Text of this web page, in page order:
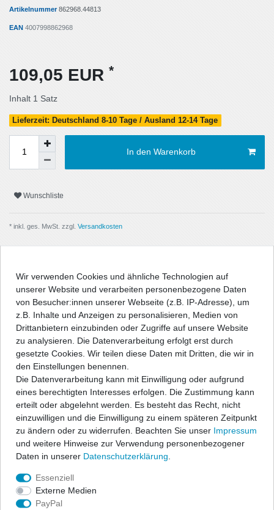
Artikelnummer862968.44813
EAN 4007998862968
109,05 EUR *
Inhalt 1 Satz
Lieferzeit: Deutschland 8-10 Tage / Ausland 12-14 Tage
In den Warenkorb
Wunschliste
* inkl. ges. MwSt. zzgl. Versandkosten
Beschreibung
Angaben Produktsicherheit
Passform-Fußmatten:
- passgenau nach Form des Fußraums
- hochwertige, strapazierfähige Velourqualität (ca. 600g/m²) mit
- Antirutsch-Schutz auf der Unterseite
Befestigungssystem, oder im Lieferumfang befinden sich
entsprechende Befestigungsteile zur Fixierung der Matten, wenn
benötigt wird.
- Material:100% Polyamid, Velour (ca. 600g/m²)
Wir verwenden Cookies und ähnliche Technologien auf
unserer Website und verarbeiten personenbezogene Daten
von Besucher:innen unserer Webseite (z.B. IP-Adresse), um
z.B. Inhalte und Anzeigen zu personalisieren, Medien von
Drittanbietern einzubinden oder Zugriffe auf unsere Website
zu analysieren. Die Datenverarbeitung erfolgt erst durch
gesetzte Cookies. Wir teilen diese Daten mit Dritten, die wir in
den Einstellungen benennen.
Die Datenverarbeitung kann mit Einwilligung oder aufgrund
eines berechtigten Interesses erfolgen. Die Zustimmung kann
erteilt oder abgelehnt werden. Es besteht das Recht, nicht
einzuwilligen und die Einwilligung zu einem späteren Zeitpunkt
zu ändern oder zu widerrufen. Beachten Sie unser Impressum
und weitere Hinweise zur Verwendung personenbezogener
Daten in unserer Daten­schutz­erklärung
Essenziell
Externe Medien
PayPal